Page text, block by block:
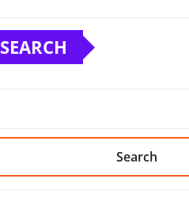
SEARCH
Search